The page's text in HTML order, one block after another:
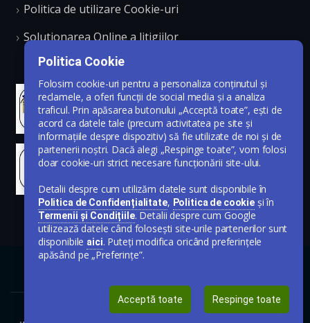
Politica de utilizare Cookie-uri
Solutionarea Online a litigiilor
Politica Cookie
Folosim cookie-uri pentru a personaliza conținutul și
reclamele, a oferi funcții de social media și a analiza
traficul. Prin apăsarea butonului „Acceptă toate”, ești de
acord ca datele tale (precum activitatea pe site și
informațiile despre dispozitiv) să fie utilizate de noi și de
partenerii noștri. Dacă alegi „Respinge toate”, vom folosi
doar cookie-uri strict necesare funcționării site-ului.
Detalii despre cum utilizăm datele sunt disponibile în
Politica de Confidențialitate, Politica de cookieși în
Termenii și Condițiile. Detalii despre cum Google
utilizează datele când folosești site-urile partenerilor sunt
disponibile aici. Puteți modifica oricând preferințele
apăsând pe „Preferințe”.
Acceptă toate Respinge toate